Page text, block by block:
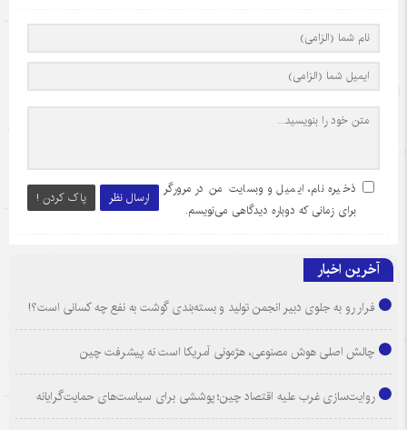
ارسال نظر پاک کردن !
ذخیره نام، ایمیل و وبسایت من در مرورگر
برای زمانی که دوباره دیدگاهی می‌نویسم.
آخرین اخبار
فرار رو به جلوی دبیر انجمن تولید و بسته‌بندی گوشت به نفع چه کسانی است؟!
چالش اصلی هوش مصنوعی، هژمونی آمریکا است نه پیشرفت چین
روایت‌سازی غرب علیه اقتصاد چین؛ پوششی برای سیاست‌های حمایت‌گرایانه